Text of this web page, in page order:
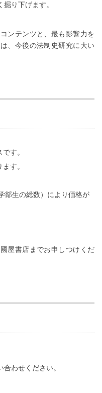
り下げます。
ンテンツと、最も影響力を
、今後の法制史研究に大い
す。
す。
部生の総数）により価格が
屋書店までお申しつけくだ
わせください。